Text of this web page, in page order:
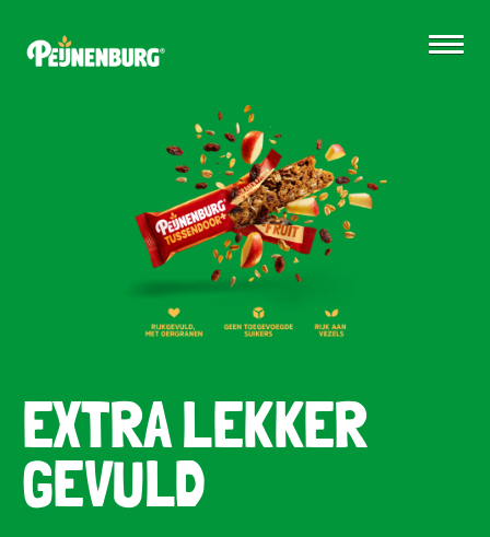
EXTRA LEKKER
GEVULD